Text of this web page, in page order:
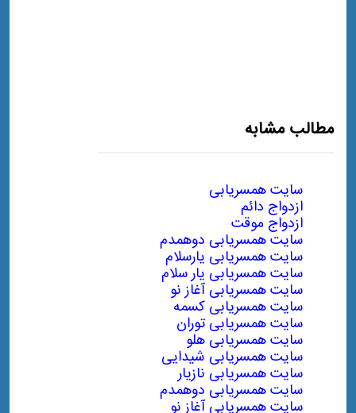
مطالب مشابه
سایت همسریابی
ازدواج دائم
ازدواج موقت
سایت همسریابی دوهمدم
سایت همسریابی یارسلام
سایت همسریابی یار سلام
سایت همسریابی آغاز نو
سایت همسریابی کسمه
سایت همسریابی توران
سایت همسریابی هلو
سایت همسریابی شیدایی
سایت همسریابی نازیار
سایت همسریابی دوهمدم
سایت همسریابی آغاز نو